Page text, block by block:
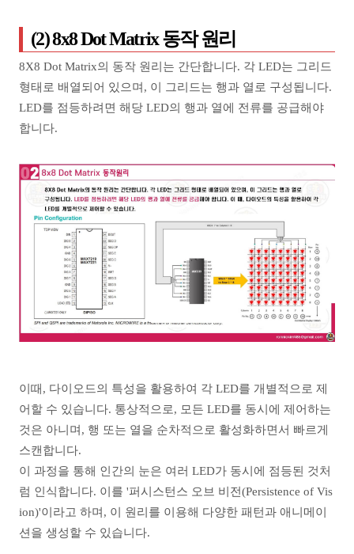
(2) 8x8 Dot Matrix 동작 원리
8X8 Dot Matrix의 동작 원리는 간단합니다. 각 LED는 그리드
형태로 배열되어 있으며, 이 그리드는 행과 열로 구성됩니다.
LED를 점등하려면 해당 LED의 행과 열에 전류를 공급해야
합니다.
이때, 다이오드의 특성을 활용하여 각 LED를 개별적으로 제
어할 수 있습니다. 통상적으로, 모든 LED를 동시에 제어하는
것은 아니며, 행 또는 열을 순차적으로 활성화하면서 빠르게
스캔합니다.
이 과정을 통해 인간의 눈은 여러 LED가 동시에 점등된 것처
럼 인식합니다. 이를 '퍼시스턴스 오브 비전(Persistence of Vis
ion)'이라고 하며, 이 원리를 이용해 다양한 패턴과 애니메이
션을 생성할 수 있습니다.